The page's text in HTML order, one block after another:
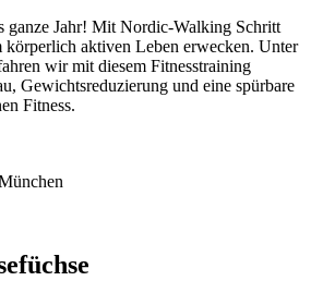
ganze Jahr! Mit Nordic-Walking Schritt
körperlich aktiven Leben erwecken. Unter
wir mit diesem Fitnesstraining
Gewichtsreduzierung und eine spürbare
Fitness.